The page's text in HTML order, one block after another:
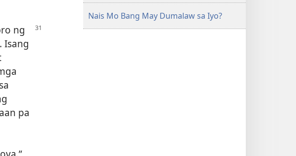
ng
Isang
pa
Nais Mo Bang May Dumalaw sa Iyo?